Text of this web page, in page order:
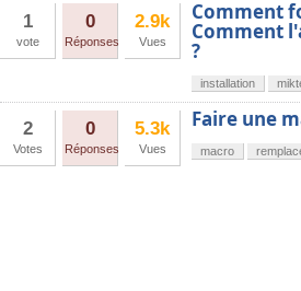
1
vote
0
Réponses
2.9k
Vues
Comment
Comment
?
installation
2
Votes
0
Réponses
5.3k
Vues
Faire une
macro